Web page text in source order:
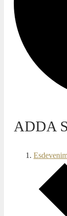
ADDA